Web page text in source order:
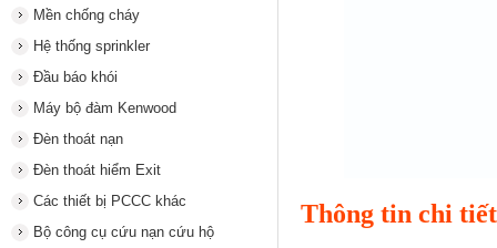
Mền chống cháy
Hệ thống sprinkler
Đầu báo khói
Máy bộ đàm Kenwood
Đèn thoát nạn
Đèn thoát hiểm Exit
Các thiết bị PCCC khác
Bộ công cụ cứu nạn cứu hộ
Thông tin chi